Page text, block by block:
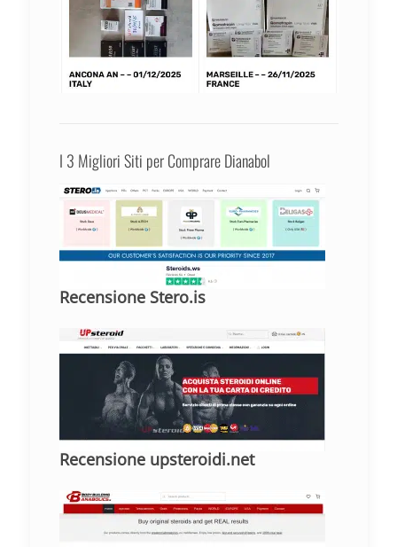
I 3 Migliori Siti per Comprare Dianabol
Recensione Stero.is
Recensione upsteroidi.net